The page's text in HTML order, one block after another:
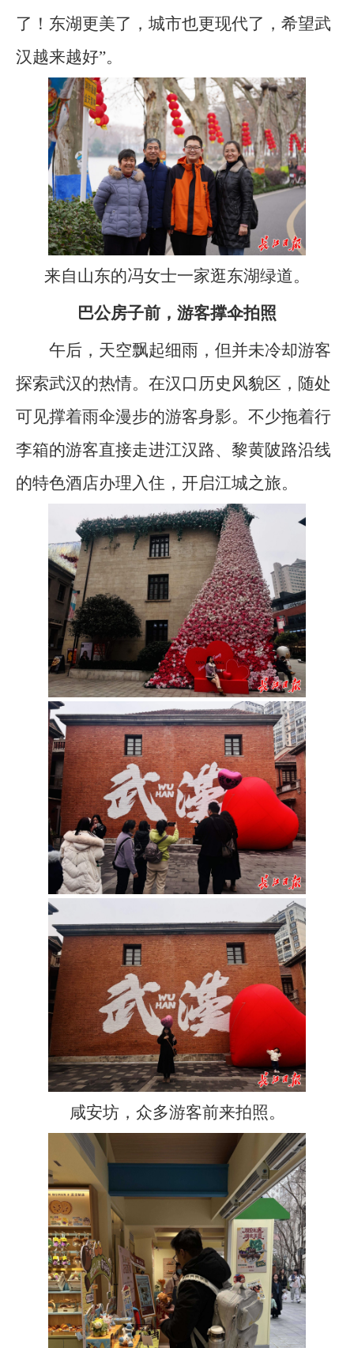
了！东湖更美了，城市也更现代了，希望武
汉越来越好”。
来自山东的冯女士一家逛东湖绿道。
巴公房子前，游客撑伞拍照
午后，天空飘起细雨，但并未冷却游客
探索武汉的热情。在汉口历史风貌区，随处
可见撑着雨伞漫步的游客身影。不少拖着行
李箱的游客直接走进江汉路、黎黄陂路沿线
的特色酒店办理入住，开启江城之旅。
咸安坊，众多游客前来拍照。